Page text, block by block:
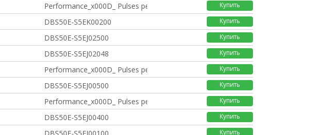
Performance_x000D_ Pulses per Купить
DBS50E-S5EK00200 Купить
DBS50E-S5EJ02500 Купить
DBS50E-S5EJ02048 Купить
Performance_x000D_ Pulses per Купить
DBS50E-S5EJ00500 Купить
Performance_x000D_ Pulses per Купить
DBS50E-S5EJ00400 Купить
Купить